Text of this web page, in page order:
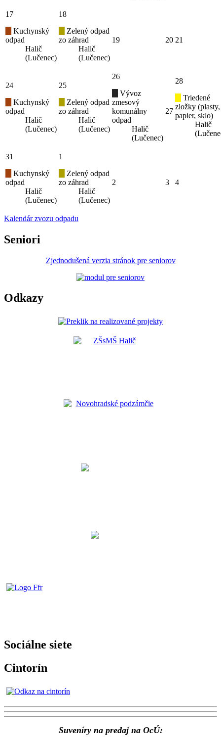
17
Kuchynský
odpad
Halič
(Lučenec)
18
Zelený odpad
zo záhrad
Halič
(Lučenec)
19 20 21
24
Kuchynský
odpad
Halič
(Lučenec)
25
Zelený odpad
zo záhrad
Halič
(Lučenec)
26
Vývoz
zmesový
komunálny
odpad
Halič
(Lučenec)
27
28
Triedené
zložky (plasty,
papier, sklo)
Halič
31
Kuchynský
odpad
Halič
(Lučenec)
1
Zelený odpad
zo záhrad
Halič
(Lučenec)
2 3 4
Kalendár zvozu odpadu
Seniori
Zjednodušená verzia stránok pre seniorov
Odkazy
Sociálne siete
Cintorín
Suveníry na predaj na OcÚ: